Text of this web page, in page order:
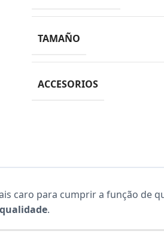
TAMAÑO
ACCESORIOS
caro para cumprir a função de
.